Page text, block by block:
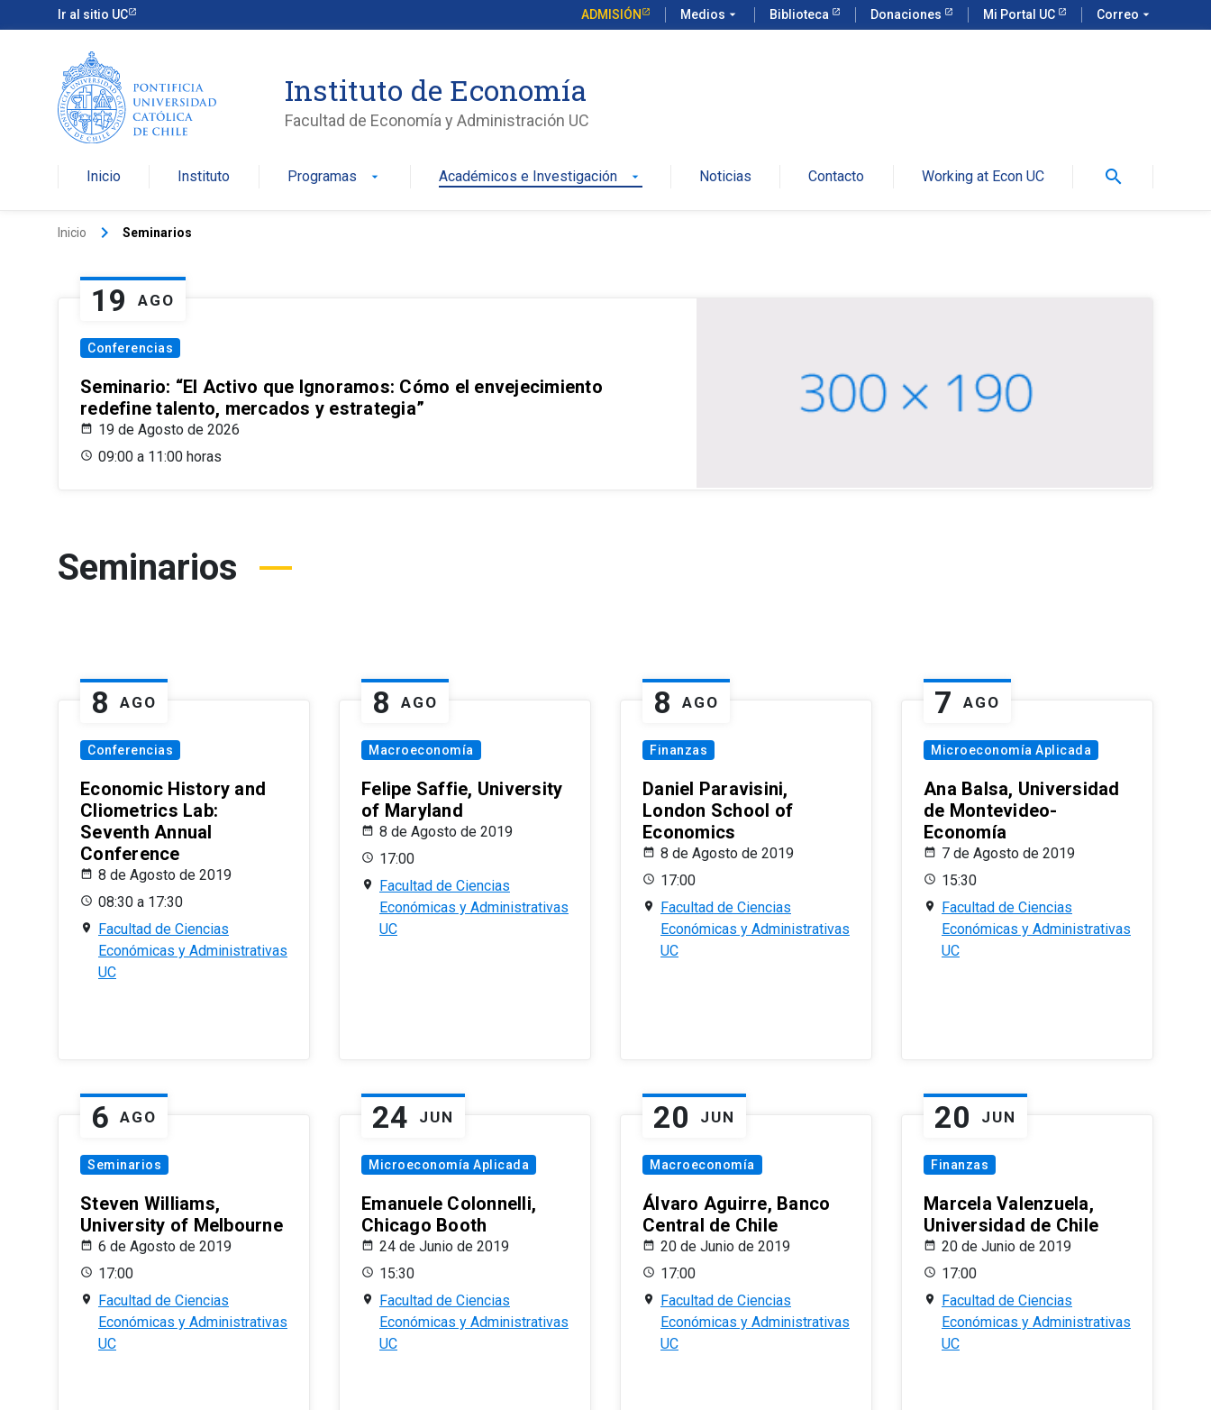
Ir al sitio UC ADMISIÓN Medios arrow_drop_down Biblioteca Donaciones Mi Portal UC Correo arrow_drop_down
Instituto de Economía
Facultad de Economía y Administración UC
Inicio Instituto Programas arrow_drop_down Académicos e Investigación arrow_drop_down Noticias Contacto Working at Econ UC search
Inicio keyboard_arrow_right Seminarios
19 AGO
Conferencias
Seminario: “El Activo que Ignoramos: Cómo el envejecimiento
redefine talento, mercados y estrategia”
19 de Agosto de 2026
09:00 a 11:00 horas
Seminarios
8 AGO
Conferencias
Economic History and
Cliometrics Lab:
Seventh Annual
Conference
8 de Agosto de 2019
08:30 a 17:30
Facultad de Ciencias
Económicas y Administrativas
UC
8 AGO
Macroeconomía
Felipe Saffie, University
of Maryland
8 de Agosto de 2019
17:00
Facultad de Ciencias
Económicas y Administrativas
UC
8 AGO
Finanzas
Daniel Paravisini,
London School of
Economics
8 de Agosto de 2019
17:00
Facultad de Ciencias
Económicas y Administrativas
UC
7 AGO
Microeconomía Aplicada
Ana Balsa, Universidad
de Montevideo-
Economía
7 de Agosto de 2019
15:30
Facultad de Ciencias
Económicas y Administrativas
UC
6 AGO
Seminarios
Steven Williams,
University of Melbourne
6 de Agosto de 2019
17:00
Facultad de Ciencias
Económicas y Administrativas
UC
24 JUN
Microeconomía Aplicada
Emanuele Colonnelli,
Chicago Booth
24 de Junio de 2019
15:30
Facultad de Ciencias
Económicas y Administrativas
UC
20 JUN
Macroeconomía
Álvaro Aguirre, Banco
Central de Chile
20 de Junio de 2019
17:00
Facultad de Ciencias
Económicas y Administrativas
UC
20 JUN
Finanzas
Marcela Valenzuela,
Universidad de Chile
20 de Junio de 2019
17:00
Facultad de Ciencias
Económicas y Administrativas
UC